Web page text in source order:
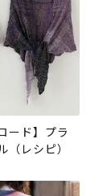
ード】プラ
（レシピ）